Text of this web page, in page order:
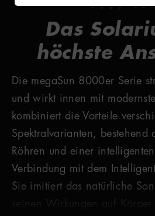
8000
Das
höchste
Die megaSun 8000er Serie
und wirkt innen mit
kombiniert die Vorteile
Spektralvarianten, bestehend
Röhren und einer
Verbindung mit dem
Sie imitiert das natürliche
seinen Wirkungen auf Körper